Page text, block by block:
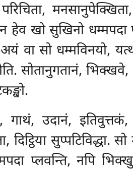
मनसानुपेक्खिता,
हेव खो सुखिनो धम्मपदा
वा सो धम्मविनयो,
सोतानुगतानं, भिक्खवे,
गाथं, उदानं,
सुप्पटिविद्धा. सो
प्लवन्ति, नपि भिक्खु